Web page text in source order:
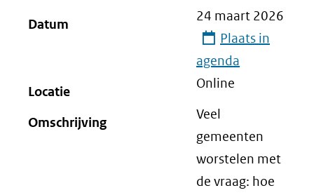
Datum
24 maart 2026
Plaats in
agenda
Locatie
Online
Omschrijving
Veel
gemeenten
worstelen met
de vraag: hoe